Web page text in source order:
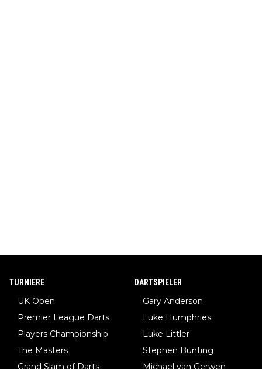
TURNIERE
UK Open
Premier League Darts
Players Championship
The Masters
Grand Slam of Darts
DARTSPIELER
Gary Anderson
Luke Humphries
Luke Littler
Stephen Bunting
Michael van Gerwen